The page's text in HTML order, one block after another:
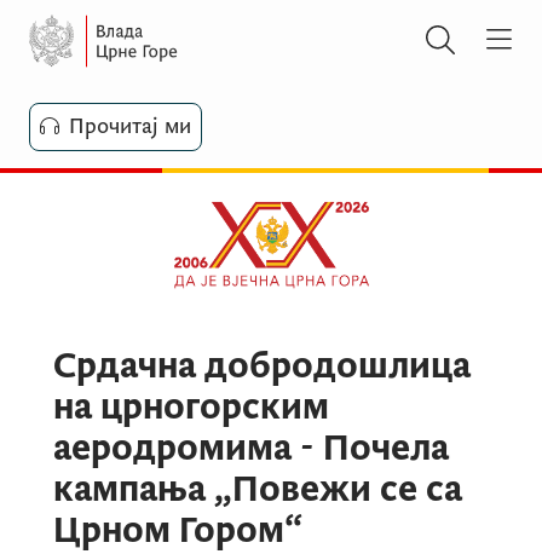
Прочитај ми
Срдачна добродошлица
на црногорским
аеродромима - Почела
кампања „Повежи се са
Црном Гором“